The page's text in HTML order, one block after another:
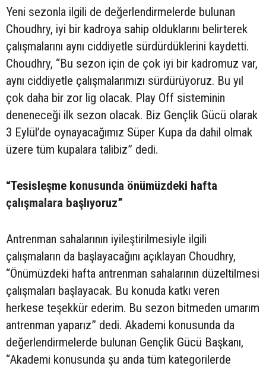
Yeni sezonla ilgili de değerlendirmelerde bulunan
Choudhry, iyi bir kadroya sahip olduklarını belirterek
çalışmalarını aynı ciddiyetle sürdürdüklerini kaydetti.
Choudhry, “Bu sezon için de çok iyi bir kadromuz var,
aynı ciddiyetle çalışmalarımızı sürdürüyoruz. Bu yıl
çok daha bir zor lig olacak. Play Off sisteminin
deneneceği ilk sezon olacak. Biz Gençlik Gücü olarak
3 Eylül’de oynayacağımız Süper Kupa da dahil olmak
üzere tüm kupalara talibiz” dedi.
“Tesisleşme konusunda önümüzdeki hafta
çalışmalara başlıyoruz”
Antrenman sahalarının iyileştirilmesiyle ilgili
çalışmaların da başlayacağını açıklayan Choudhry,
“Önümüzdeki hafta antrenman sahalarının düzeltilmesi
çalışmaları başlayacak. Bu konuda katkı veren
herkese teşekkür ederim. Bu sezon bitmeden umarım
antrenman yaparız” dedi. Akademi konusunda da
değerlendirmelerde bulunan Gençlik Gücü Başkanı,
“Akademi konusunda şu anda tüm kategorilerde